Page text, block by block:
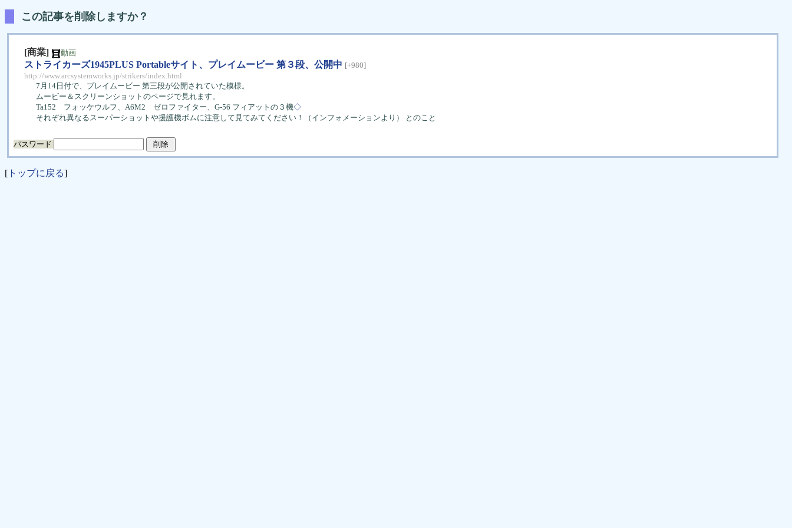
この記事を削除しますか？
[商業] 動画
ストライカーズ1945PLUS Portableサイト、プレイムービー 第３段、公開中 [+980]
http://www.arcsystemworks.jp/strikers/index.html
7月14日付で、プレイムービー 第三段が公開されていた模様。
ムービー＆スクリーンショットのページで見れます。
Ta152 フォッケウルフ、A6M2 ゼロファイター、G-56 フィアットの３機◇
それぞれ異なるスーパーショットや援護機ボムに注意して見てみてください！（インフォメーションより） とのこと
パスワード
[ トップに戻る]